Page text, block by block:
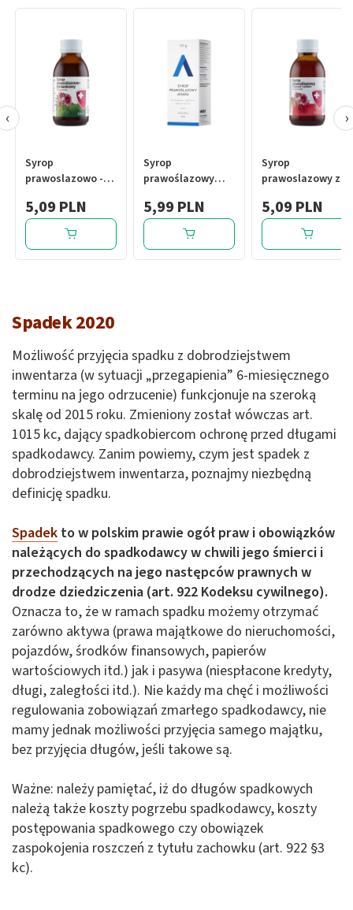
Syrop
prawoslazowo -
ml
5,09 PLN
Syrop
prawoślazowy
g
5,99 PLN
Syrop
prawoslazowy z
cynkiem, 100 ml
5,09 PLN
‹ ›
Spadek 2020
Możliwość przyjęcia spadku z dobrodziejstwem
inwentarza (w sytuacji „przegapienia” 6-miesięcznego
terminu na jego odrzucenie) funkcjonuje na szeroką
skalę od 2015 roku. Zmieniony został wówczas art.
1015 kc, dający spadkobiercom ochronę przed długami
spadkodawcy. Zanim powiemy, czym jest spadek z
dobrodziejstwem inwentarza, poznajmy niezbędną
definicję spadku.
Spadek to w polskim prawie ogół praw i obowiązków
należących do spadkodawcy w chwili jego śmierci i
przechodzących na jego następców prawnych w
drodze dziedziczenia (art. 922 Kodeksu cywilnego).
Oznacza to, że w ramach spadku możemy otrzymać
zarówno aktywa (prawa majątkowe do nieruchomości,
pojazdów, środków finansowych, papierów
wartościowych itd.) jak i pasywa (niespłacone kredyty,
długi, zaległości itd.). Nie każdy ma chęć i możliwości
regulowania zobowiązań zmarłego spadkodawcy, nie
mamy jednak możliwości przyjęcia samego majątku,
bez przyjęcia długów, jeśli takowe są.
Ważne: należy pamiętać, iż do długów spadkowych
należą także koszty pogrzebu spadkodawcy, koszty
postępowania spadkowego czy obowiązek
zaspokojenia roszczeń z tytułu zachowku (art. 922 §3
kc).